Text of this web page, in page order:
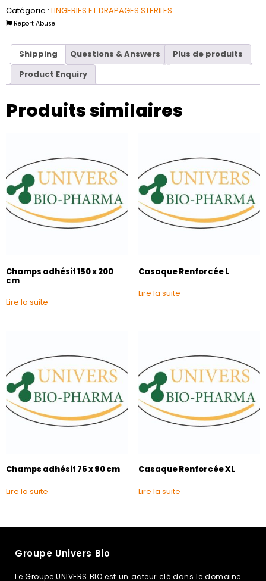
Catégorie : LINGERIES ET DRAPAGES STERILES
Report Abuse
Shipping Questions & Answers
Plus de produits
Product Enquiry
Produits similaires
Champs adhésif 150 x 200
cm
Lire la suite
Casaque Renforcée L
Lire la suite
Champs adhésif 75 x 90 cm
Lire la suite
Casaque Renforcée XL
Lire la suite
Groupe Univers Bio
Le Groupe UNIVERS BIO est un acteur clé dans le domaine